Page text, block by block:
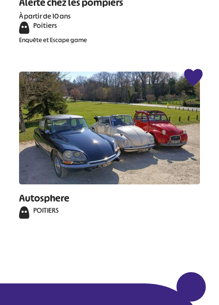
À partir de 10 ans
Poitiers
Enquête et Escape game
Autosphere
POITIERS